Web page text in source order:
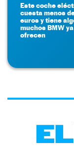
Este coche
cuesta menos
euros y tiene
muchos BMW
ofrecen